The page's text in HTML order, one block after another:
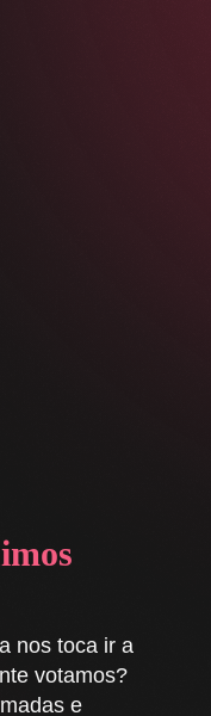
nos toca ir a
votamos?
e